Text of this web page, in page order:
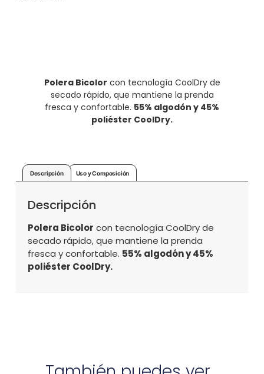
Polera Bicolor con tecnología CoolDry de
secado rápido, que mantiene la prenda
fresca y confortable. 55% algodón y 45%
poliéster CoolDry.
Descripción Uso y Composición
Descripción
Polera Bicolor con tecnología CoolDry de
secado rápido, que mantiene la prenda
fresca y confortable. 55% algodón y 45%
poliéster CoolDry.